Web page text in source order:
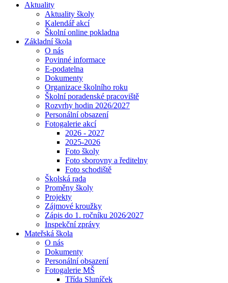
Aktuality
Aktuality školy
Kalendář akcí
Školní online pokladna
Základní škola
O nás
Povinné informace
E-podatelna
Dokumenty
Organizace školního roku
Školní poradenské pracoviště
Rozvrhy hodin 2026/2027
Personální obsazení
Fotogalerie akcí
2026 - 2027
2025-2026
Foto školy
Foto sborovny a ředitelny
Foto schodiště
Školská rada
Proměny školy
Projekty
Zájmové kroužky
Zápis do 1. ročníku 2026⁄2027
Inspekční zprávy
Mateřská škola
O nás
Dokumenty
Personální obsazení
Fotogalerie MŠ
Třída Sluníček